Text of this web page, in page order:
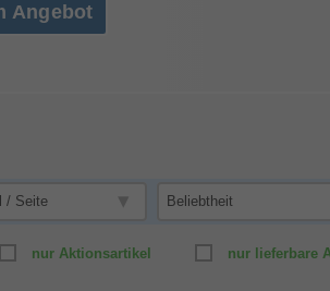
Angebot
nur lieferbare
nur Aktionsartikel